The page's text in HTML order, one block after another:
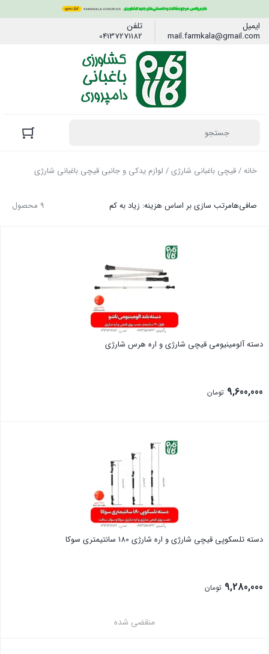
ایمیل
mail.farmkala@gmail.com
تلفن
04137271182
خانه/قیچی باغبانی شارژی/ لوازم یدکی و جانبی قیچی باغبانی شارژی
9 محصول صافی‌هامرتب سازی بر اساس هزینه: زیاد به کم
دسته آلومینیومی قیچی شارژی و اره هرس شارژی
9,600,000 تومان
دسته تلسکوپی قیچی شارژی و اره شارژی 180 سانتیمتری سوکا
9,280,000 تومان
منقضی شده